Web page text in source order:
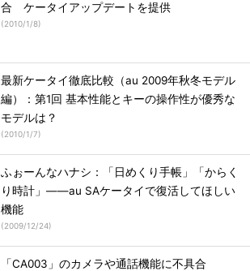
合 ケータイアップデートを提供
(2010/1/8)
最新ケータイ徹底比較（au 2009年秋冬モデル
編）：第1回 基本性能とキーの操作性が優秀な
モデルは？
(2010/1/7)
ふぉーんなハナシ：「日めくり手帳」「からく
り時計」――au SAケータイで復活してほしい
機能
(2009/12/24)
「CA003」のカメラや通話機能に不具合